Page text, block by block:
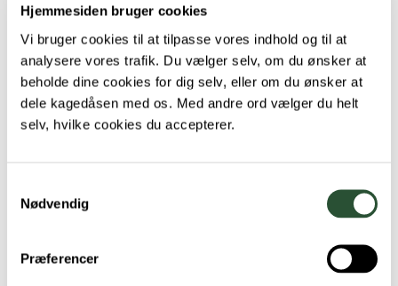
Hjemmesiden bruger cookies
Vi bruger cookies til at tilpasse vores indhold og til at
analysere vores trafik. Du vælger selv, om du ønsker at
beholde dine cookies for dig selv, eller om du ønsker at
dele kagedåsen med os. Med andre ord vælger du helt
selv, hvilke cookies du accepterer.
Nødvendig
Præferencer
+45 64 41 50 41
middelfart@favna.dk